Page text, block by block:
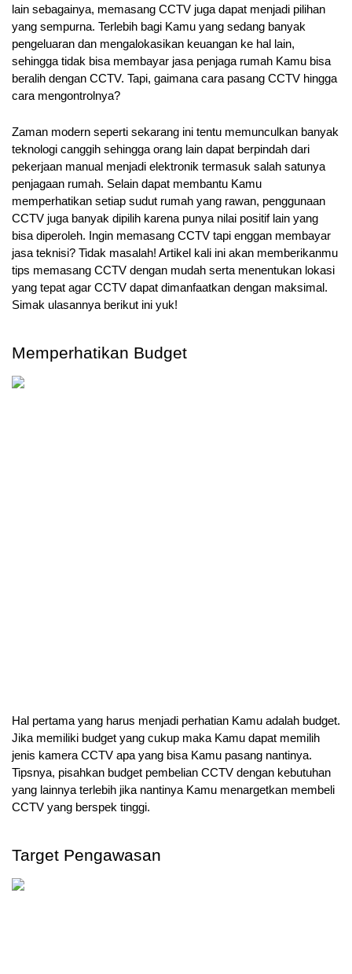
lain sebagainya, memasang CCTV juga dapat menjadi pilihan
yang sempurna. Terlebih bagi Kamu yang sedang banyak
pengeluaran dan mengalokasikan keuangan ke hal lain,
sehingga tidak bisa membayar jasa penjaga rumah Kamu bisa
beralih dengan CCTV. Tapi, gaimana cara pasang CCTV hingga
cara mengontrolnya?
Zaman modern seperti sekarang ini tentu memunculkan banyak
teknologi canggih sehingga orang lain dapat berpindah dari
pekerjaan manual menjadi elektronik termasuk salah satunya
penjagaan rumah. Selain dapat membantu Kamu
memperhatikan setiap sudut rumah yang rawan, penggunaan
CCTV juga banyak dipilih karena punya nilai positif lain yang
bisa diperoleh. Ingin memasang CCTV tapi enggan membayar
jasa teknisi? Tidak masalah! Artikel kali ini akan memberikanmu
tips memasang CCTV dengan mudah serta menentukan lokasi
yang tepat agar CCTV dapat dimanfaatkan dengan maksimal.
Simak ulasannya berikut ini yuk!
Memperhatikan Budget
Hal pertama yang harus menjadi perhatian Kamu adalah budget.
Jika memiliki budget yang cukup maka Kamu dapat memilih
jenis kamera CCTV apa yang bisa Kamu pasang nantinya.
Tipsnya, pisahkan budget pembelian CCTV dengan kebutuhan
yang lainnya terlebih jika nantinya Kamu menargetkan membeli
CCTV yang berspek tinggi.
Target Pengawasan